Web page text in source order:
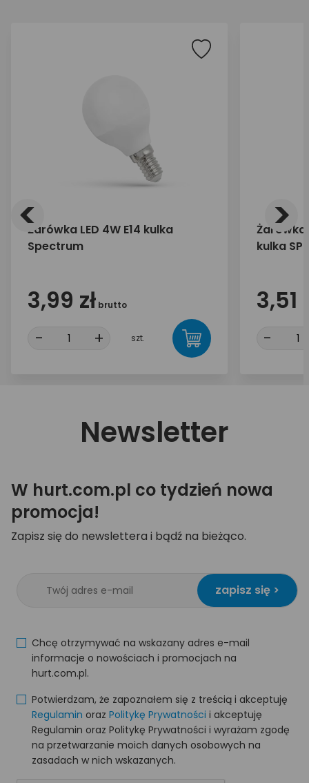
Żarówka LED 4W E14 kulka
Spectrum
3,99 zł brutto
- + szt.
Żarówka
kulka
3,51
-
< >
Newsletter
W hurt.com.pl co tydzień nowa
promocja!
Zapisz się do newslettera i bądź na bieżąco.
zapisz się >
Chcę otrzymywać na wskazany adres e-mail
informacje o nowościach i promocjach na
hurt.com.pl.
Potwierdzam, że zapoznałem się z treścią i akceptuję
Regulamin oraz Politykę Prywatności i akceptuję
Regulamin oraz Politykę Prywatności i wyrażam zgodę
na przetwarzanie moich danych osobowych na
zasadach w nich wskazanych.